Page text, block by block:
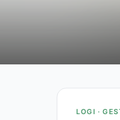
LOGI ·